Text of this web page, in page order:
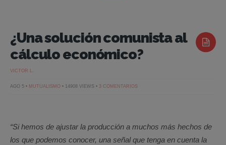
¿Una solución comunista al
cálculo económico?
VICTOR L.
AGO 5 • MUTUALISMO • 14908 VIEWS • 3 COMENTARIOSEN
“Si hemos de ajustar la producción a muchos más hechos de
los que podemos conocer, una señal que tenga en cuenta la